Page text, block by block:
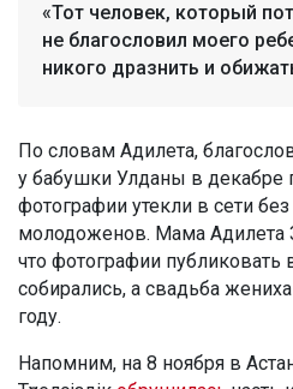
«Тот человек, который
не благословил моего
никого дразнить и
По словам Адилета,
у бабушки Улданы в декабре
фотографии утекли в сети
молодоженов. Мама Адилета
что фотографии публиковать
собирались, а свадьба
году.
Напомним, на 8 ноября в